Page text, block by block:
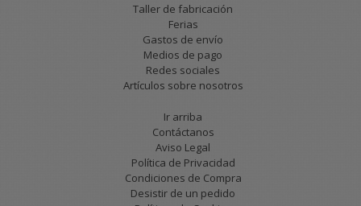
Taller de fabricación
Ferias
Gastos de envío
Medios de pago
Redes sociales
Artículos sobre nosotros
Ir arriba
Contáctanos
Aviso Legal
Política de Privacidad
Condiciones de Compra
Desistir de un pedido